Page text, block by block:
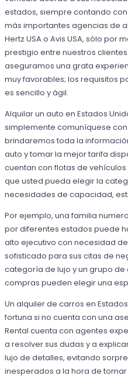
estados, siempre contando
más importantes agencias de
Hertz USA o Avis USA, sólo por
prestigio entre nuestros
aseguramos una grata
muy favorables; los requisitos
es sencillo y ágil.
Alquilar un auto en Estados
simplemente comuníquese
brindaremos toda la
auto y tomar la mejor tarifa
cuentan con flotas de
que usted pueda elegir la
necesidades de capacidad,
Por ejemplo, una familia
por diferentes estados puede
alto ejecutivo con necesidad
sofisticado para sus citas de
categoría de lujo y un grupo
compras pueden elegir una
Un alquiler de carros en
fortuna si no cuenta con una
Rental cuenta con agentes
a resolver sus dudas y a
lujo de detalles, evitando
inesperados a la hora de tomar